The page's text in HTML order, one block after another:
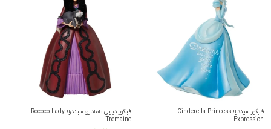
فیگور سیندرلا Cinderella Princess
Expression
فیگور دیزنی نامادری سیندرلا Rococo Lady
Tremaine